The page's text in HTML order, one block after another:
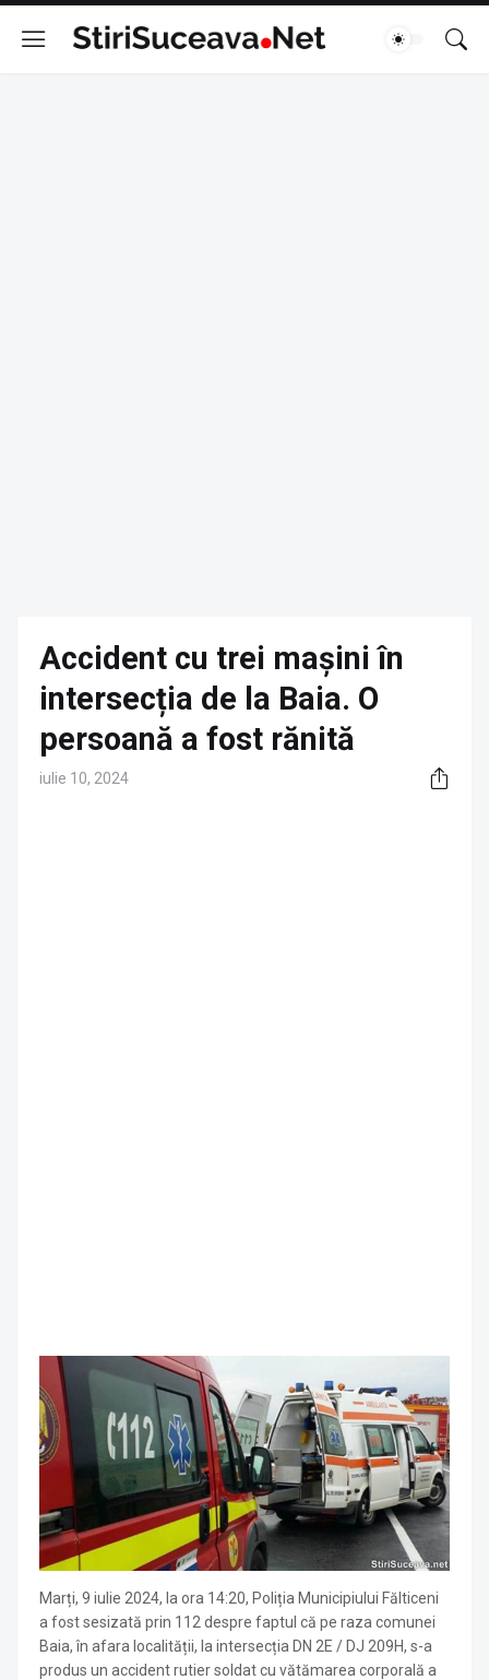
Accident cu trei mașini în
intersecția de la Baia. O
persoană a fost rănită
iulie 10, 2024
Marți, 9 iulie 2024, la ora 14:20, Poliția Municipiului Fălticeni
a fost sesizată prin 112 despre faptul că pe raza comunei
Baia, în afara localității, la intersecția DN 2E / DJ 209H, s-a
produs un accident rutier soldat cu vătămarea corporală a